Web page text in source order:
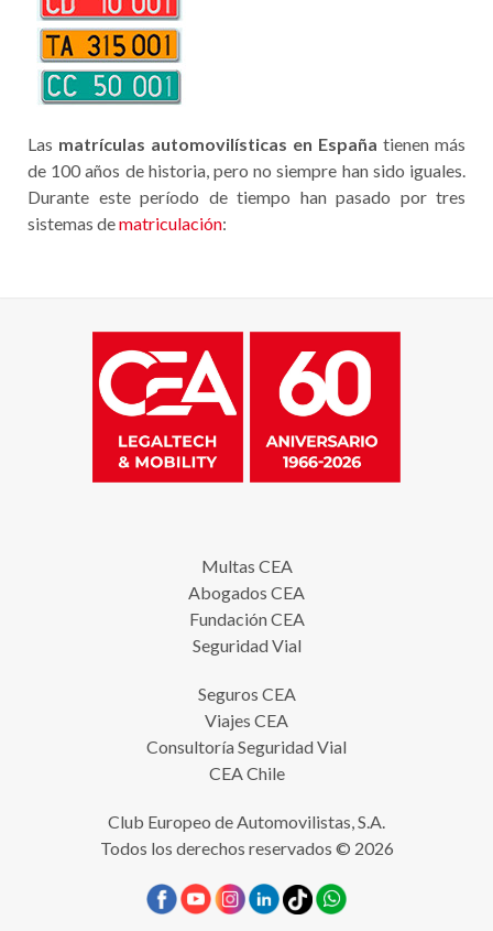
Las matrículas automovilísticas en España tienen más
de 100 años de historia, pero no siempre han sido iguales.
Durante este período de tiempo han pasado por tres
sistemas dematriculación:
Multas CEA
Abogados CEA
Fundación CEA
Seguridad Vial
Seguros CEA
Viajes CEA
Consultoría Seguridad Vial
CEA Chile
Club Europeo de Automovilistas, S.A.
Todos los derechos reservados © 2026